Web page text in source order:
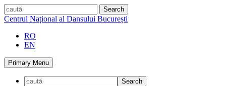
Skip
to
caută
Centrul Național al Dansului București
RO
EN
Primary Menu